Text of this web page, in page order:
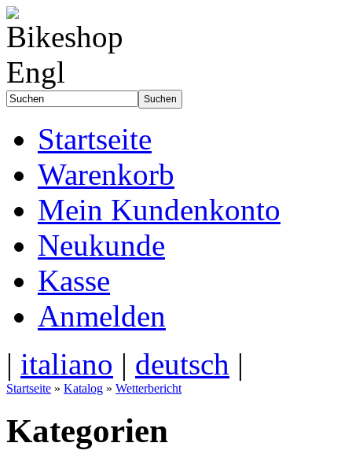
Startseite
Warenkorb
Mein Kundenkonto
Neukunde
Kasse
Anmelden
| italiano | deutsch |
Startseite » Katalog » Wetterbericht
Kategorien